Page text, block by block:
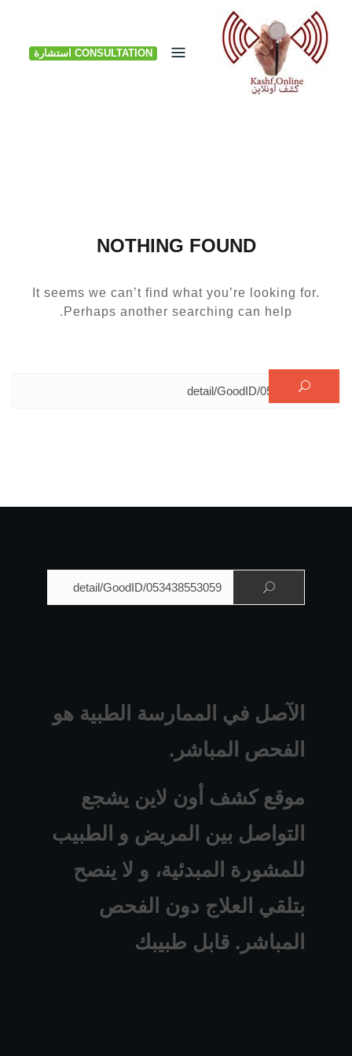
Skip
content
CONSULTATION استشارة
NOTHING FOUND
It seems we can’t find what you’re looking for.
Perhaps another searching can help.
البحث عن:
الآصل في الممارسة الطبية هو
الفحص المباشر.
موقع كشف أون لاين يشجع
التواصل بين المريض و الطبيب
للمشورة المبدئية، و لا ينصح
بتلقي العلاج دون الفحص
المباشر. قابل طبيبك